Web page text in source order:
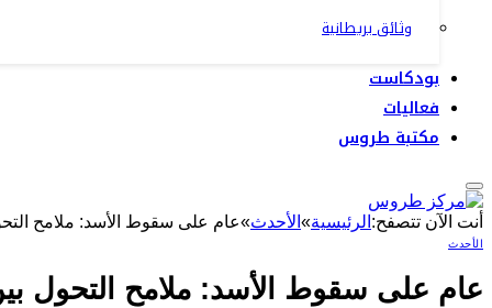
وثائق بريطانية
بودكاست
فعاليات
مكتبة طروس
أنت الآن تتصفح: الرئيسية» الأحدث»عام على سقوط الأسد: ملامح
الأحدث
عام على سقوط الأسد: ملامح التحول